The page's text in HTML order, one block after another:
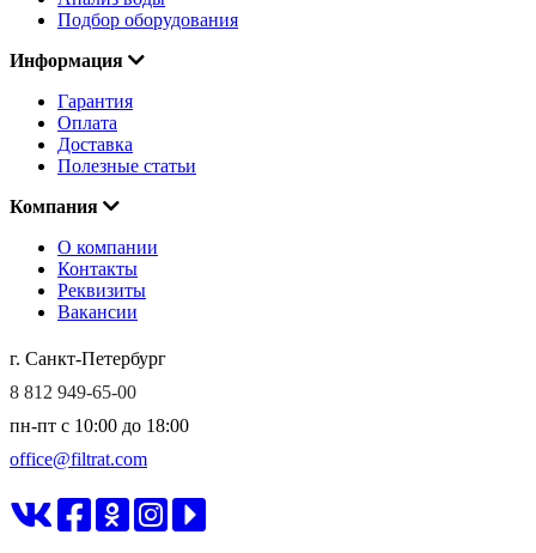
Подбор оборудования
Информация
Гарантия
Оплата
Доставка
Полезные статьи
Компания
О компании
Контакты
Реквизиты
Вакансии
г. Санкт-Петербург
8 812 949-65-00
пн-пт c 10:00 до 18:00
office@filtrat.com